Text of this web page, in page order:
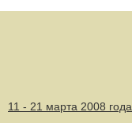
11 - 21 марта 2008 года